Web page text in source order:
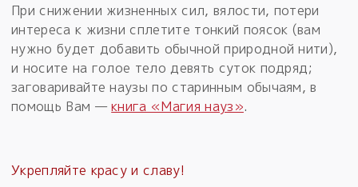
При снижении жизненных сил, вялости, потери
интереса к жизни сплетите тонкий поясок (вам
нужно будет добавить обычной природной нити),
и носите на голое тело девять суток подряд;
заговаривайте наузы по старинным обычаям, в
помощь Вам —книга «Магия науз».
Укрепляйте красу и славу!